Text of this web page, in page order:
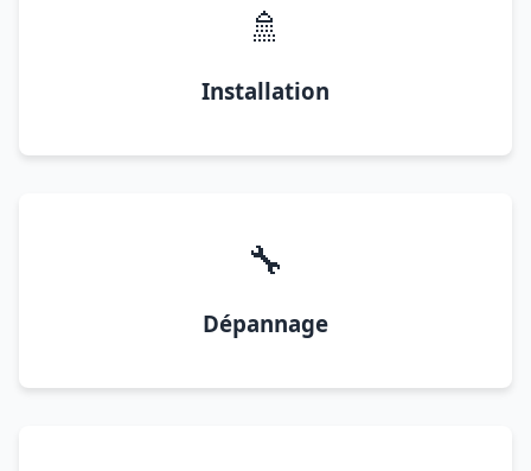
🚿
Installation
🔧
Dépannage